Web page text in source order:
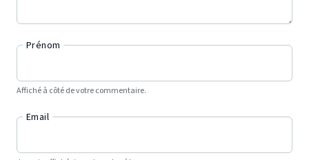
Prénom
Affiché à côté de votre commentaire.
Email